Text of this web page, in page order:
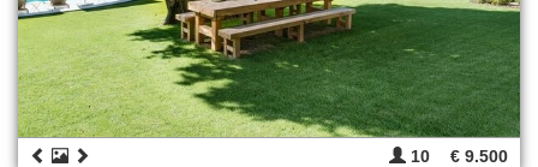
10 € 9.500